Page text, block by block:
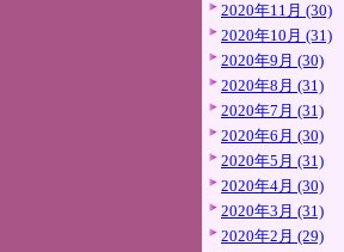
2020年11月 (30)
2020年10月 (31)
2020年9月 (30)
2020年8月 (31)
2020年7月 (31)
2020年6月 (30)
2020年5月 (31)
2020年4月 (30)
2020年3月 (31)
2020年2月 (29)